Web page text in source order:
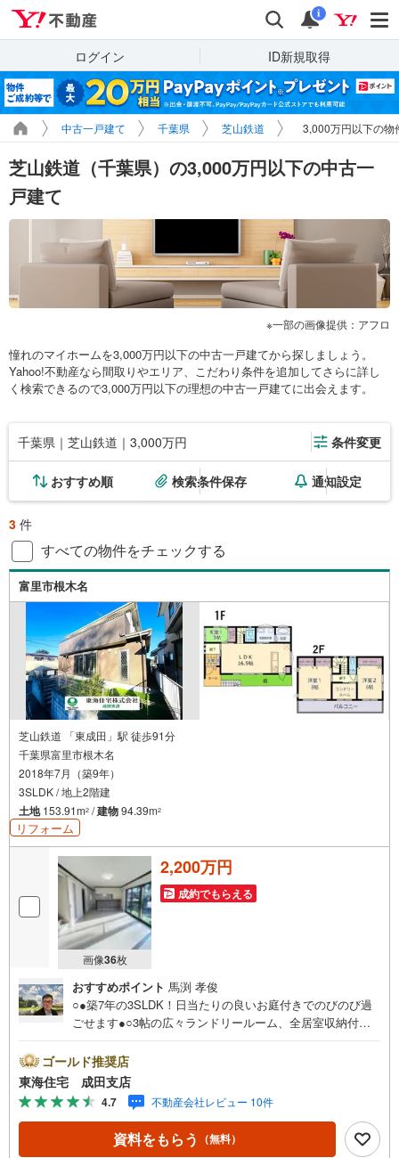
検索 通知
i
ログイン ID新規取得
中古一戸建て 千葉県 芝山鉄道 3,000万円以下の物
芝山鉄道（千葉県）の3,000万円以下の中古一
戸建て
一部の画像提供：アフロ
憧れのマイホームを3,000万円以下の中古一戸建てから探しましょう。
Yahoo!不動産なら間取りやエリア、こだわり条件を追加してさらに詳し
く検索できるので3,000万円以下の理想の中古一戸建てに出会えます。
千葉県｜芝山鉄道｜3,000万円 条件変更
おすすめ順 検索条件保存 通知設定
3 件
すべての物件をチェックする
富里市根木名
芝山鉄道 「東成田」駅 徒歩91分
千葉県富里市根木名
2018年7月（築9年）
3SLDK / 地上2階建
土地153.91m2 /建物94.39m2
リフォーム
画像36枚
2,200万円
成約でもらえる
おすすめポイント 馬渕 孝俊
○●築7年の3SLDK！日当たりの良いお庭付きでのびのび過
ごせます●○3帖の広々ランドリールーム、全居室収納付き
す！《東海住宅 成田支店の特徴》●他の物件もご案内可能
です、気になる物件まとめてご紹介いたします●この街を知
り尽くしたプロだから、「買う」も「売る」も強い。初め
ての購入でも、住み替えでも、地域密着55年の東海住宅が
トータルサポート！本日、明日内覧ご希望の方はお電話が
スムーズです【通話料無料】是非、お気軽にお問い合わせ
ゴールド推奨店
東海住宅 成田支店
4.7 不動産会社レビュー 10件
資料をもらう （無料）